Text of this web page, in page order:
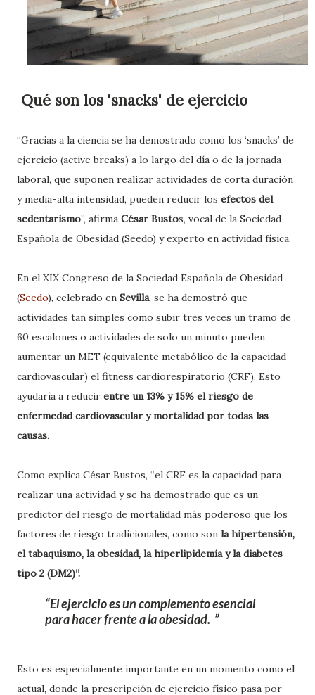
Qué son los 'snacks' de ejercicio
“Gracias a la ciencia se ha demostrado como los ‘snacks’ de
ejercicio (active breaks) a lo largo del día o de la jornada
laboral, que suponen realizar actividades de corta duración
y media-alta intensidad, pueden reducir los efectos del
sedentarismo”, afirma César Bustos, vocal de la Sociedad
Española de Obesidad (Seedo) y experto en actividad física.
En el XIX Congreso de la Sociedad Española de Obesidad
(Seedo), celebrado en Sevilla, se ha demostró que
actividades tan simples como subir tres veces un tramo de
60 escalones o actividades de solo un minuto pueden
aumentar un MET (equivalente metabólico de la capacidad
cardiovascular) el fitness cardiorespiratorio (CRF). Esto
ayudaría a reducir entre un 13% y 15% el riesgo de
enfermedad cardiovascular y mortalidad por todas las
causas.
Como explica César Bustos, “el CRF es la capacidad para
realizar una actividad y se ha demostrado que es un
predictor del riesgo de mortalidad más poderoso que los
factores de riesgo tradicionales, como son la hipertensión,
el tabaquismo, la obesidad, la hiperlipidemia y la diabetes
tipo 2 (DM2)”.
El ejercicio es un complemento esencial
para hacer frente a la obesidad.
Esto es especialmente importante en un momento como el
actual, donde la prescripción de ejercicio físico pasa por